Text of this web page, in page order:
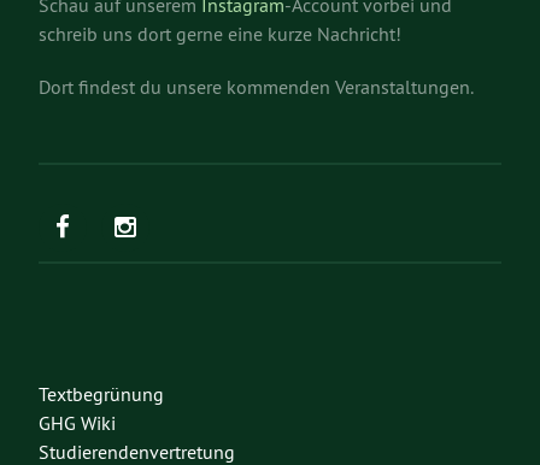
Schau auf unserem Instagram-Account vorbei und
schreib uns dort gerne eine kurze Nachricht!
Dort findest du unsere kommenden Veranstaltungen.
Textbegrünung
GHG Wiki
Studierendenvertretung